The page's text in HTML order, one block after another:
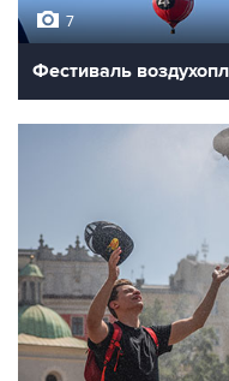
7
Фестиваль